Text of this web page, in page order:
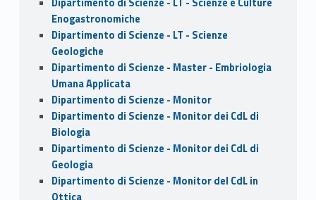
Enogastronomiche
Dipartimento di Scienze - LT - Scienze
Geologiche
Dipartimento di Scienze - Master - Embriologia
Umana Applicata
Dipartimento di Scienze - Monitor
Dipartimento di Scienze - Monitor dei CdL di
Biologia
Dipartimento di Scienze - Monitor dei CdL di
Geologia
Dipartimento di Scienze - Monitor del CdL in